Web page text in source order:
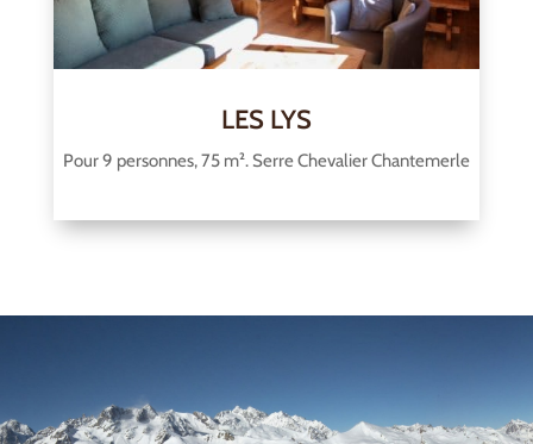
LES LYS
Pour 9 personnes, 75 m². Serre Chevalier Chantemerle